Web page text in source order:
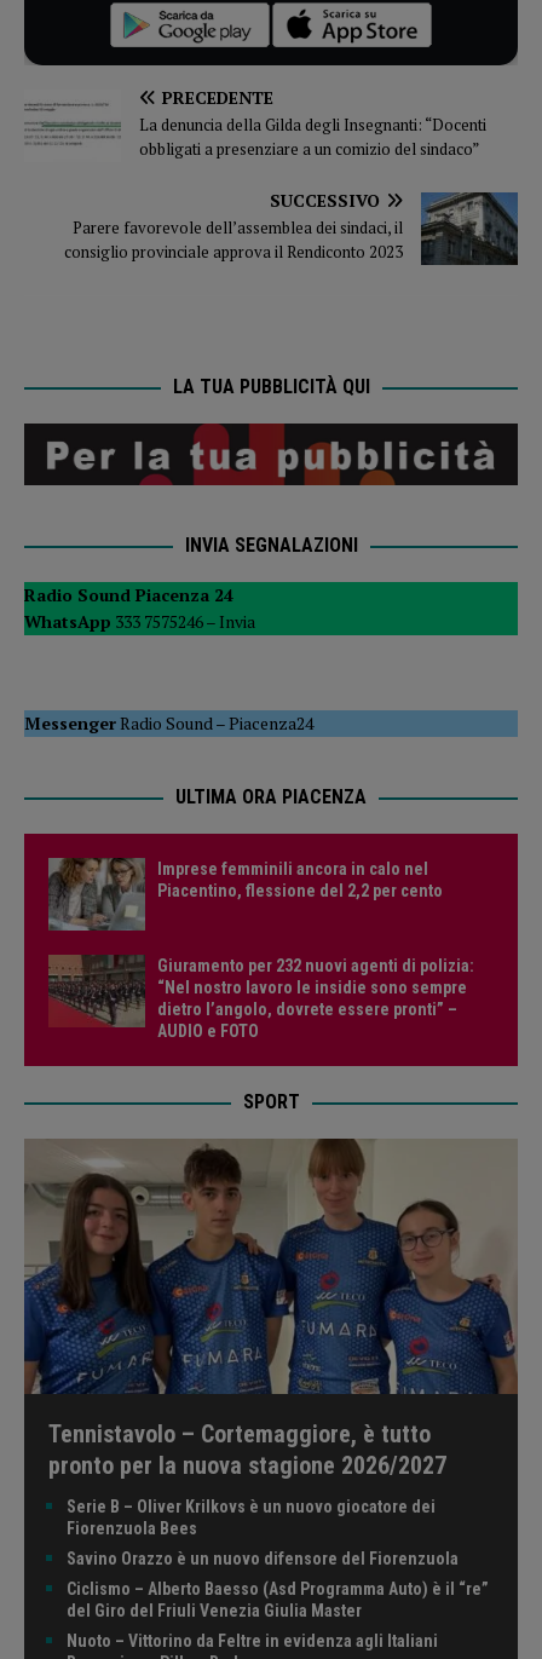
PRECEDENTE
La denuncia della Gilda degli Insegnanti: “Docenti
obbligati a presenziare a un comizio del sindaco”
SUCCESSIVO
Parere favorevole dell’assemblea dei sindaci, il
consiglio provinciale approva il Rendiconto 2023
LA TUA PUBBLICITÀ QUI
INVIA SEGNALAZIONI
Radio Sound Piacenza 24
WhatsApp 333 7575246 – Invia
MessengerRadio Sound –Piacenza24
ULTIMA ORA PIACENZA
Imprese femminili ancora in calo nel
Piacentino, flessione del 2,2 per cento
Giuramento per 232 nuovi agenti di polizia:
“Nel nostro lavoro le insidie sono sempre
dietro l’angolo, dovrete essere pronti” –
AUDIO e FOTO
SPORT
Tennistavolo – Cortemaggiore, è tutto
pronto per la nuova stagione 2026/2027
Serie B – Oliver Krilkovs è un nuovo giocatore dei
Fiorenzuola Bees
Savino Orazzo è un nuovo difensore del Fiorenzuola
Ciclismo – Alberto Baesso (Asd Programma Auto) è il “re”
del Giro del Friuli Venezia Giulia Master
Nuoto – Vittorino da Feltre in evidenza agli Italiani